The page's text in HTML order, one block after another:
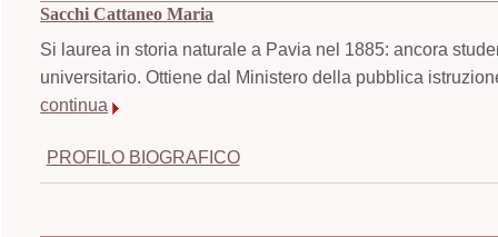
Sacchi Cattaneo Maria
Si laurea in storia naturale a Pavia nel 1885: ancora
universitario. Ottiene dal Ministero della pubblica
continua
PROFILO BIOGRAFICO